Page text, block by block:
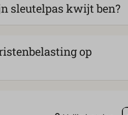
sleutelpas kwijt ben?
op